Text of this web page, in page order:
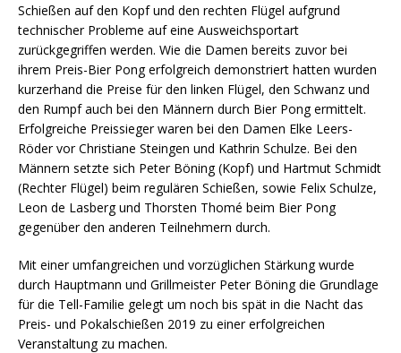
Schießen auf den Kopf und den rechten Flügel aufgrund
technischer Probleme auf eine Ausweichsportart
zurückgegriffen werden. Wie die Damen bereits zuvor bei
ihrem Preis-Bier Pong erfolgreich demonstriert hatten wurden
kurzerhand die Preise für den linken Flügel, den Schwanz und
den Rumpf auch bei den Männern durch Bier Pong ermittelt.
Erfolgreiche Preissieger waren bei den Damen Elke Leers-
Röder vor Christiane Steingen und Kathrin Schulze. Bei den
Männern setzte sich Peter Böning (Kopf) und Hartmut Schmidt
(Rechter Flügel) beim regulären Schießen, sowie Felix Schulze,
Leon de Lasberg und Thorsten Thomé beim Bier Pong
gegenüber den anderen Teilnehmern durch.
Mit einer umfangreichen und vorzüglichen Stärkung wurde
durch Hauptmann und Grillmeister Peter Böning die Grundlage
für die Tell-Familie gelegt um noch bis spät in die Nacht das
Preis- und Pokalschießen 2019 zu einer erfolgreichen
Veranstaltung zu machen.